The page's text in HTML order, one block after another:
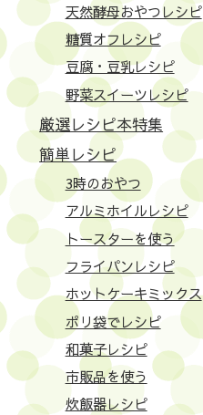
天然酵母おやつレシピ
糖質オフレシピ
豆腐・豆乳レシピ
野菜スイーツレシピ
厳選レシピ本特集
簡単レシピ
3時のおやつ
アルミホイルレシピ
トースターを使う
フライパンレシピ
ホットケーキミックス
ポリ袋でレシピ
和菓子レシピ
市販品を使う
炊飯器レシピ